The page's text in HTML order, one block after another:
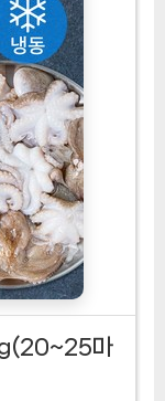
마